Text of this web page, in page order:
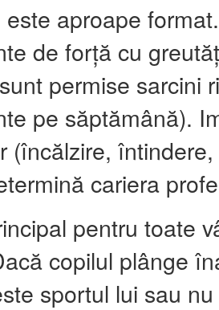
aproape
de forță cu
permise sarcini
pe săptămână).
(încălzire,
cariera
pentru toate
copilul plânge
sportul lui sau